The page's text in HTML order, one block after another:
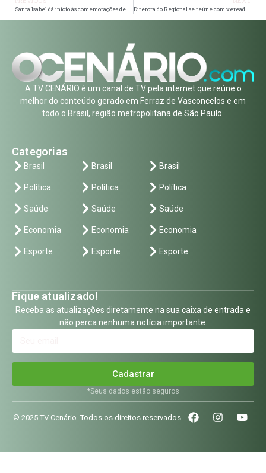
Santa Isabel dá início às comemorações de 193 anos com grande cavalgada e escolha da Rainha do Rodeio Diretora do Regional se reúne com vereadores para tirar dúvidas
A TV CENÁRIO é um canal de TV pela internet que reúne o
melhor do conteúdo gerado em Ferraz de Vasconcelos e em
todo o Brasil, região metropolitana de São Paulo.
Categorias
Brasil
Política
Saúde
Economia
Esporte
Brasil
Política
Saúde
Economia
Esporte
Brasil
Política
Saúde
Economia
Esporte
Fique atualizado!
Receba as atualizações diretamente na sua caixa de entrada e
não perca nenhuma notícia importante.
Cadastrar
*Seus dados estão seguros
© 2025 TV Cenário. Todos os direitos reservados.